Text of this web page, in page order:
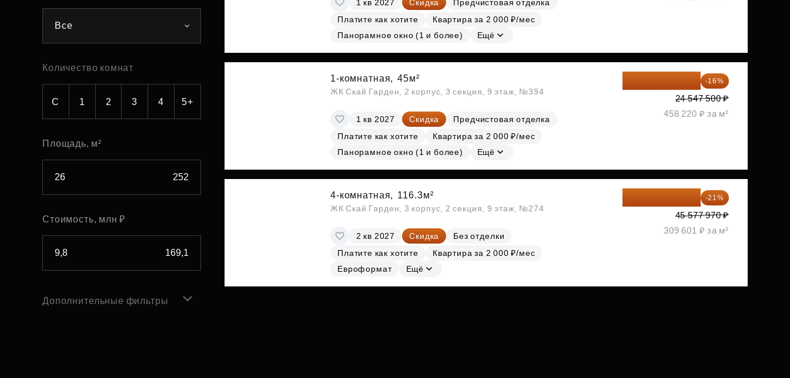
Субсидии
Все
Количество комнат
С 1 2 3 4 5+
Площадь, м²
Стоимость, млн ₽
Дополнительные фильтры
1 кв 2027 Скидка
Предчистовая отделка
Платите как хотите
Квартира за 2 000 ₽/мес
Панорамное окно (1 и более)
Ещё
1-комнатная, 45м²
ЖК Скай Гарден, 2 корпус, 3 секция, 9 этаж, №394
1 кв 2027 Скидка
Предчистовая отделка
Платите как хотите
Квартира за 2 000 ₽/мес
Панорамное окно (1 и более)
Ещё
-16%
24 547 500 ₽
458 220 ₽ за м²
4-комнатная, 116.3м²
ЖК Скай Гарден, 3 корпус, 2 секция, 9 этаж, №274
2 кв 2027 Скидка
Без отделки
Платите как хотите
Квартира за 2 000 ₽/мес
Евроформат
Ещё
-21%
45 577 970 ₽
309 601 ₽ за м²